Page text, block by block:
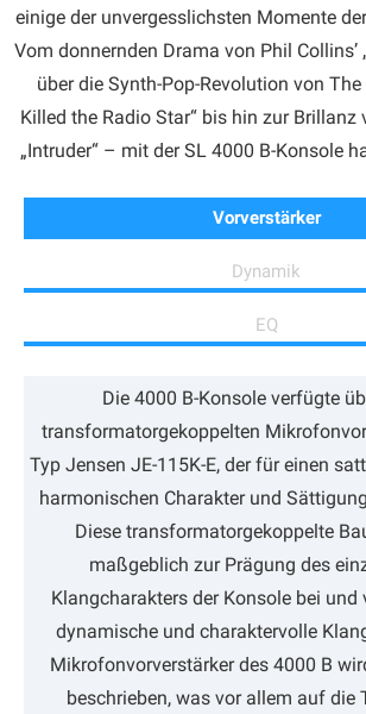
einige der unvergesslichsten Momente
Vom donnernden Drama von Phil Collins’
über die Synth-Pop-Revolution von The
Killed the Radio Star“ bis hin zur Brillanz
„Intruder“ – mit der SL 4000 B-Konsole
Vorverstärker
Dynamik
EQ
Die 4000 B-Konsole verfügte
transformatorgekoppelten
Typ Jensen JE-115K-E, der für einen
harmonischen Charakter und
Diese transformatorgekoppelte
maßgeblich zur Prägung des
Klangcharakters der Konsole bei und
dynamische und charaktervolle
Mikrofonvorverstärker des 4000 B
beschrieben, was vor allem auf die